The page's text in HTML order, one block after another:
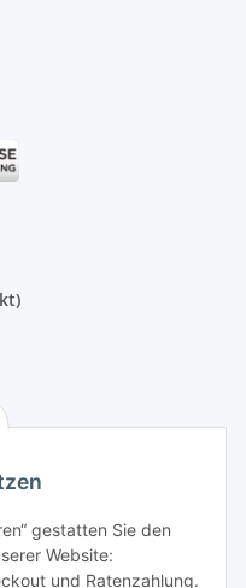
gestatten Sie den
Website:
und Ratenzahlung.